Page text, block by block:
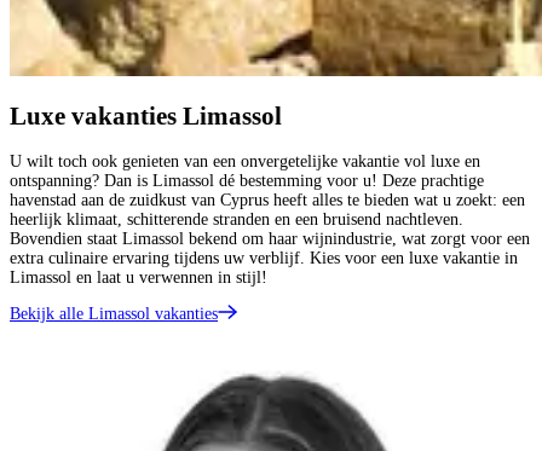
Luxe vakanties Limassol
U wilt toch ook genieten van een onvergetelijke vakantie vol luxe en
ontspanning? Dan is Limassol dé bestemming voor u! Deze prachtige
havenstad aan de zuidkust van Cyprus heeft alles te bieden wat u zoekt: een
heerlijk klimaat, schitterende stranden en een bruisend nachtleven.
Bovendien staat Limassol bekend om haar wijnindustrie, wat zorgt voor een
extra culinaire ervaring tijdens uw verblijf. Kies voor een luxe vakantie in
Limassol en laat u verwennen in stijl!
Bekijk alle Limassol vakanties